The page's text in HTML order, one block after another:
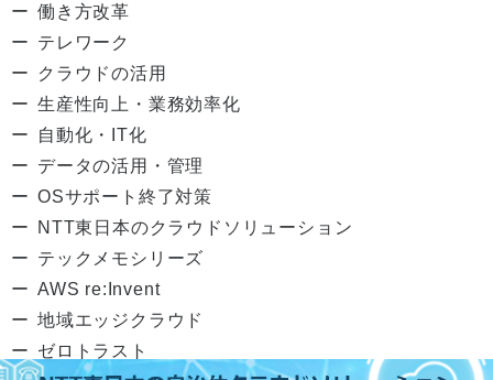
働き方改革
テレワーク
クラウドの活用
生産性向上・業務効率化
自動化・IT化
データの活用・管理
OSサポート終了対策
NTT東日本のクラウドソリューション
テックメモシリーズ
AWS re:Invent
地域エッジクラウド
ゼロトラスト